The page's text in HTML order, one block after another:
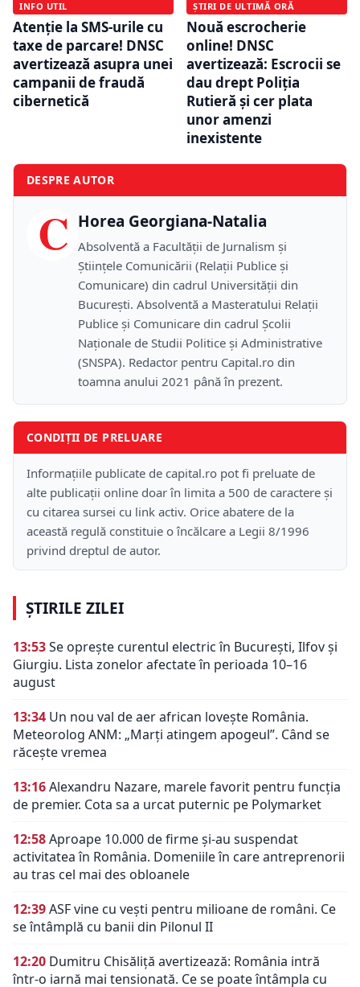
INFO UTIL
Atenție la SMS-urile cu
taxe de parcare! DNSC
avertizează asupra unei
campanii de fraudă
cibernetică
ȘTIRI DE ULTIMĂ ORĂ
Nouă escrocherie
online! DNSC
avertizează: Escrocii se
dau drept Poliția
Rutieră și cer plata
unor amenzi
inexistente
DESPRE AUTOR
C Horea Georgiana-Natalia
Absolventă a Facultății de Jurnalism și
Științele Comunicării (Relații Publice și
Comunicare) din cadrul Universității din
București. Absolventă a Masteratului Relații
Publice și Comunicare din cadrul Școlii
Naţionale de Studii Politice și Administrative
(SNSPA). Redactor pentru Capital.ro din
toamna anului 2021 până în prezent.
CONDIȚII DE PRELUARE
Informațiile publicate de capital.ro pot fi preluate de
alte publicații online doar în limita a 500 de caractere și
cu citarea sursei cu link activ. Orice abatere de la
această regulă constituie o încălcare a Legii 8/1996
privind dreptul de autor.
ȘTIRILE ZILEI
13:53Se oprește curentul electric în București, Ilfov și
Giurgiu. Lista zonelor afectate în perioada 10–16
august
13:34 Un nou val de aer african lovește România.
Meteorolog ANM: „Marți atingem apogeul”. Când se
răcește vremea
13:16Alexandru Nazare, marele favorit pentru funcția
de premier. Cota sa a urcat puternic pe Polymarket
12:58Aproape 10.000 de firme și-au suspendat
activitatea în România. Domeniile în care antreprenorii
au tras cel mai des obloanele
12:39ASF vine cu vești pentru milioane de români. Ce
se întâmplă cu banii din Pilonul II
12:20 Dumitru Chisăliță avertizează: România intră
într-o iarnă mai tensionată. Ce se poate întâmpla cu